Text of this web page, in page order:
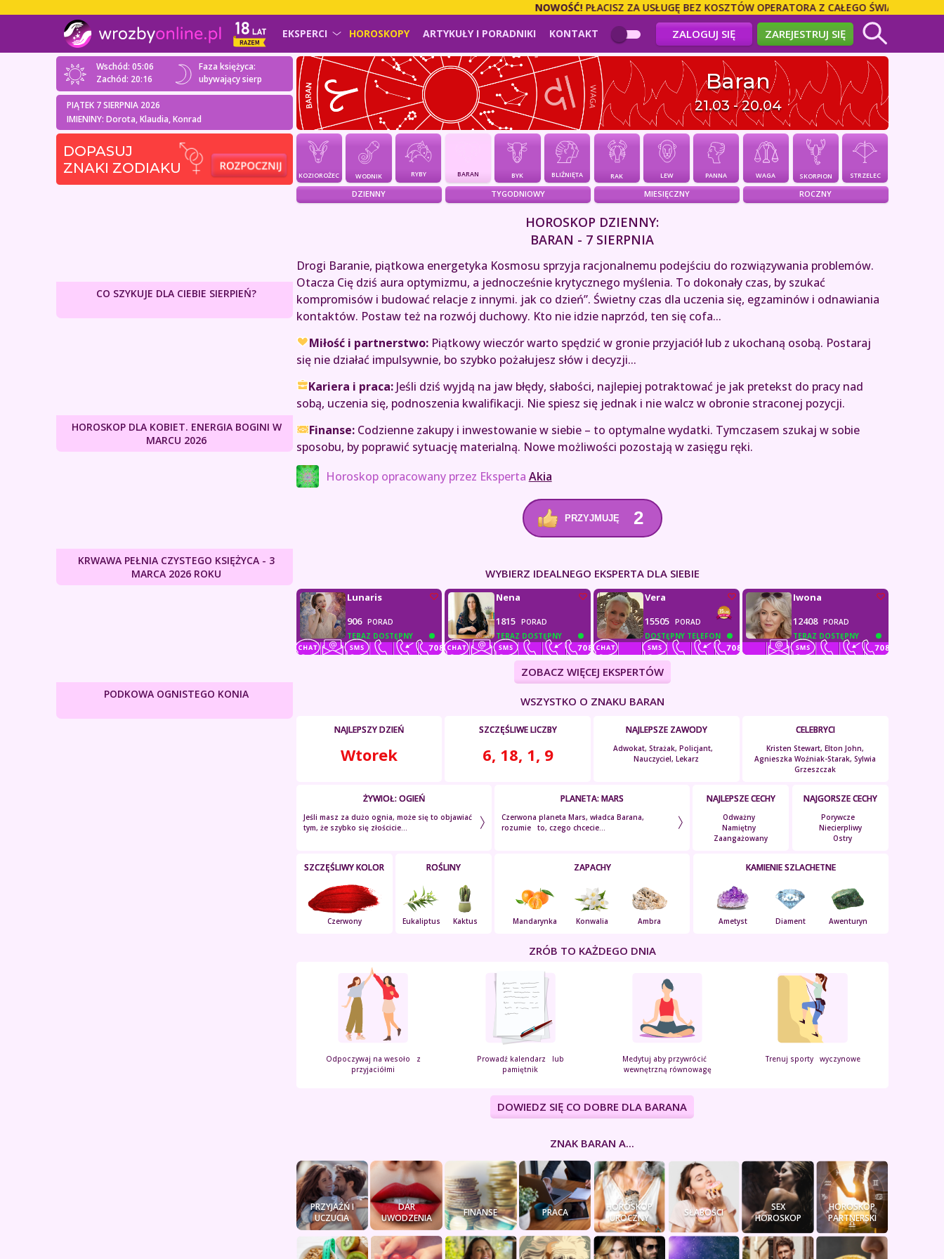
NOWOŚĆ!PŁACISZ ZA USŁUGĘ BEZ KOSZTÓW OPERATORA Z CAŁEGO ŚWIATA! DZWOŃ
EKSPERCI HOROSKOPY ARTYKUŁY I PORADNIKI KONTAKT ZALOGUJ SIĘ ZAREJESTRUJ SIĘ
Wschód: 05:06
Zachód: 20:16
Faza księżyca:
ubywający sierp
PIĄTEK 7 SIERPNIA 2026
IMIENINY: Dorota, Klaudia, Konrad
DOPASUJ
ZNAKI ZODIAKU
CO SZYKUJE DLA CIEBIE SIERPIEŃ?
HOROSKOP DLA KOBIET. ENERGIA BOGINI W
MARCU 2026
KRWAWA PEŁNIA CZYSTEGO KSIĘŻYCA - 3
MARCA 2026 ROKU
PODKOWA OGNISTEGO KONIA
Baran
21.03 - 20.04
KOZIOROŻEC WODNIK RYBY BARAN BYK BLIŹNIĘTA RAK LEW PANNA WAGA SKORPION STRZELEC
DZIENNY TYGODNIOWY MIESIĘCZNY ROCZNY
HOROSKOP DZIENNY:
BARAN - 7 SIERPNIA
Drogi Baranie, piątkowa energetyka Kosmosu sprzyja racjonalnemu podejściu do rozwiązywania problemów.
Otacza Cię dziś aura optymizmu, a jednocześnie krytycznego myślenia. To dokonały czas, by szukać
kompromisów i budować relacje z innymi. jak co dzień”. Świetny czas dla uczenia się, egzaminów i odnawiania
kontaktów. Postaw też na rozwój duchowy. Kto nie idzie naprzód, ten się cofa...
Miłość i partnerstwo:Piątkowy wieczór warto spędzić w gronie przyjaciół lub z ukochaną osobą. Postaraj
się nie działać impulsywnie, bo szybko pożałujesz słów i decyzji...
Kariera i praca:Jeśli dziś wyjdą na jaw błędy, słabości, najlepiej potraktować je jak pretekst do pracy nad
sobą, uczenia się, podnoszenia kwalifikacji. Nie spiesz się jednak i nie walcz w obronie straconej pozycji.
Finanse:Codzienne zakupy i inwestowanie w siebie – to optymalne wydatki. Tymczasem szukaj w sobie
sposobu, by poprawić sytuację materialną. Nowe możliwości pozostają w zasięgu ręki.
Horoskop opracowany przez Eksperta Akia
PRZYJMUJĘ 2
WYBIERZ IDEALNEGO EKSPERTA DLA SIEBIE
TERAZ DOSTĘPNY
Lunaris
906 PORAD
TERAZ DOSTĘPNY
Nena
1815 PORAD
DOSTĘPNY TELEFON
Vera
15505 PORAD
TERAZ DOSTĘPNY
Iwona
12408 PORAD
ZOBACZ WIĘCEJ EKSPERTÓW
WSZYSTKO O ZNAKU BARAN
NAJLEPSZY DZIEŃ
Wtorek
SZCZĘŚLIWE LICZBY
6, 18, 1, 9
NAJLEPSZE ZAWODY
Adwokat, Strażak, Policjant,
Nauczyciel, Lekarz
CELEBRYCI
Kristen Stewart, Elton John,
Agnieszka Woźniak-Starak, Sylwia
Grzeszczak
ŻYWIOŁ: OGIEŃ
Jeśli masz za dużo ognia, może się to objawiać
tym, że szybko się złościcie...
PLANETA: MARS
Czerwona planeta Mars, władca Barana,
rozumie to, czego chcecie...
NAJLEPSZE CECHY
Odważny
Namiętny
Zaangażowany
NAJGORSZE CECHY
Porywcze
Niecierpliwy
Ostry
SZCZĘŚLIWY KOLOR
Czerwony
ROŚLINY
Eukaliptus Kaktus
ZAPACHY
Mandarynka Konwalia Ambra
KAMIENIE SZLACHETNE
Ametyst Diament Awenturyn
ZRÓB TO KAŻDEGO DNIA
Odpoczywaj na wesoło z
przyjaciółmi
Prowadź kalendarz lub
pamiętnik
Medytuj aby przywrócić
wewnętrzną równowagę
Trenuj sporty wyczynowe
DOWIEDZ SIĘ CO DOBRE DLA BARANA
ZNAK BARAN A...
PRZYJAŹŃ I
UCZUCIA
DAR
UWODZENIA
FINANSE PRACA
HOROSKOP
UROCZNY
SŁABOŚCI
SEX
HOROSKOP
HOROSKOP
PARTNERSKI